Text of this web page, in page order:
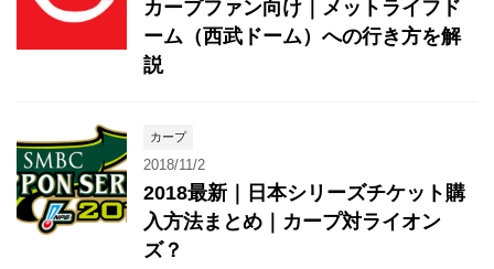
カープファン向け｜メットライフド
ーム（西武ドーム）への行き方を解
説
カープ
2018/11/2
2018最新｜日本シリーズチケット購
入方法まとめ｜カープ対ライオン
ズ？